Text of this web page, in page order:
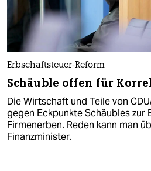
Erbschaftsteuer-Reform
Schäuble offen für
Die Wirtschaft und Teile von
gegen Eckpunkte Schäubles zur
Firmenerben. Reden kann man
Finanzminister.